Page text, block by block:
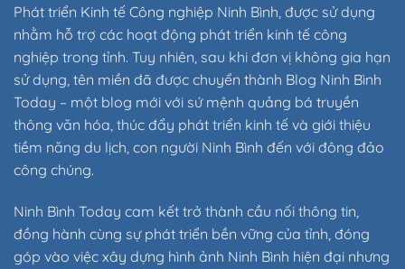
Phát triển Kinh tế Công nghiệp Ninh Bình, được sử dụng
nhằm hỗ trợ các hoạt động phát triển kinh tế công
nghiệp trong tỉnh. Tuy nhiên, sau khi đơn vị không gia hạn
sử dụng, tên miền đã được chuyển thành Blog Ninh Bình
Today – một blog mới với sứ mệnh quảng bá truyền
thông văn hóa, thúc đẩy phát triển kinh tế và giới thiệu
tiềm năng du lịch, con người Ninh Bình đến với đông đảo
công chúng.
Ninh Bình Today cam kết trở thành cầu nối thông tin,
đồng hành cùng sự phát triển bền vững của tỉnh, đóng
góp vào việc xây dựng hình ảnh Ninh Bình hiện đại nhưng